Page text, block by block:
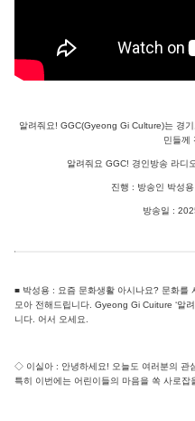
알려줘요! GGC(Gyeong Gi Culture)는 경
민들께
알려줘요 GGC! 경인방송 라디
진행 : 방송인 박성
방송일 :
■ 박성용 : 요즘 문화생활 아시나요? 문화를
모아 전해드립니다. Gyeong Gi Cuiture ‘알
니다. 어서 오세요.
◇ 이실아 : 안녕하세요! 오늘도 여러분의 관
특히 이번에는 어린이들의 마음을 쏙 사로잡